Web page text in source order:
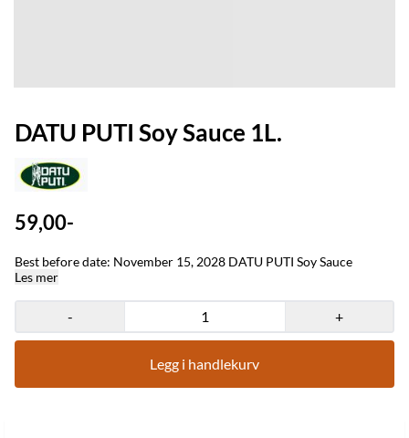
DATU PUTI Soy Sauce 1L.
59,00-
Best before date: November 15, 2028 DATU PUTI Soy Sauce
Les mer
- +
Legg i handlekurv